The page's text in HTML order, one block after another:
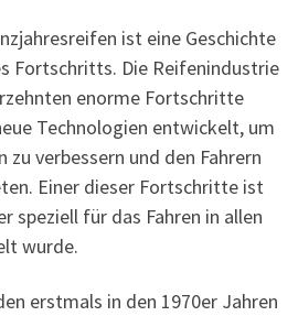
ist eine Geschichte
Fortschritts. Die Reifenindustrie
enorme Fortschritte
Technologien entwickelt, um
verbessern und den Fahrern
Einer dieser Fortschritte ist
speziell für das Fahren in allen
wurde.
erstmals in den 1970er Jahren